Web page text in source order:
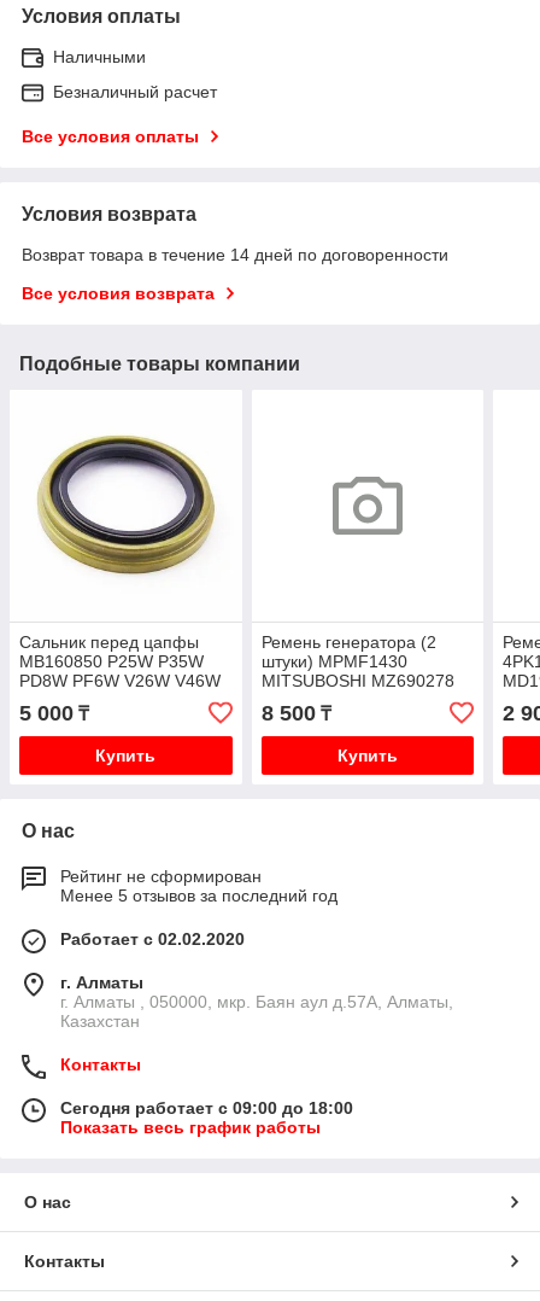
Условия оплаты
Наличными
Безналичный расчет
Все условия оплаты
Условия возврата
Возврат товара в течение 14 дней по договоренности
Все условия возврата
Подобные товары компании
Сальник перед цапфы
MB160850 P25W P35W
PD8W PF6W V26W V46W
V43W V24W V44W
5 000 ₸
Купить
Ремень генератора (2
штуки) MPMF1430
MITSUBOSHI MZ690278
P25W P35W
8 500₸
Купить
2
О нас
Рейтинг не сформирован
Менее 5 отзывов за последний год
Работает с 02.02.2020
г. Алматы
г. Алматы , 050000, мкр. Баян аул д.57А, Алматы,
Казахстан
Контакты
Сегодня работает с 09:00 до 18:00
Показать весь график работы
О нас
Контакты